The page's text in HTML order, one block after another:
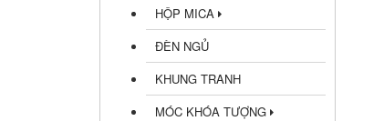
HỘP MICA
ĐÈN NGỦ
KHUNG TRANH
MÓC KHÓA TƯỢNG